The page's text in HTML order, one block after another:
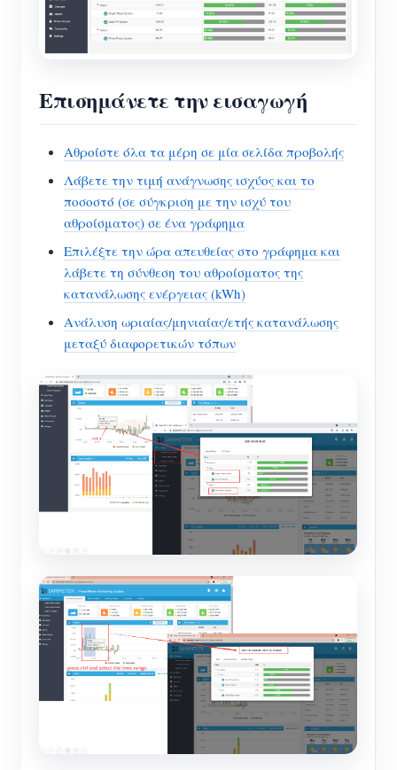
Επισημάνετε την εισαγωγή
Αθροίστε όλα τα μέρη σε μία σελίδα προβολής
Λάβετε την τιμή ανάγνωσης ισχύος και το
ποσοστό (σε σύγκριση με την ισχύ του
αθροίσματος) σε ένα γράφημα
Επιλέξτε την ώρα απευθείας στο γράφημα και
λάβετε τη σύνθεση του αθροίσματος της
κατανάλωσης ενέργειας (kWh)
Ανάλυση ωριαίας/μηνιαίας/ετής κατανάλωσης
μεταξύ διαφορετικών τόπων